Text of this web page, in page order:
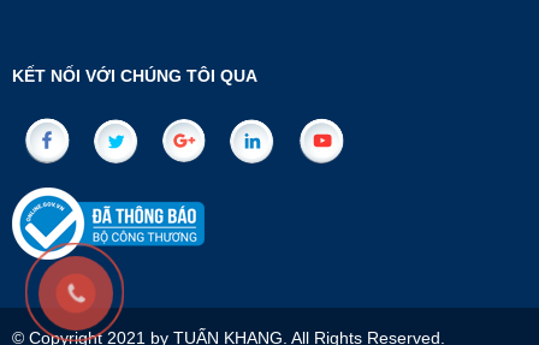
KẾT NỐI VỚI CHÚNG TÔI QUA
© Copyright 2021 by TUẤN KHANG. All Rights Reserved.